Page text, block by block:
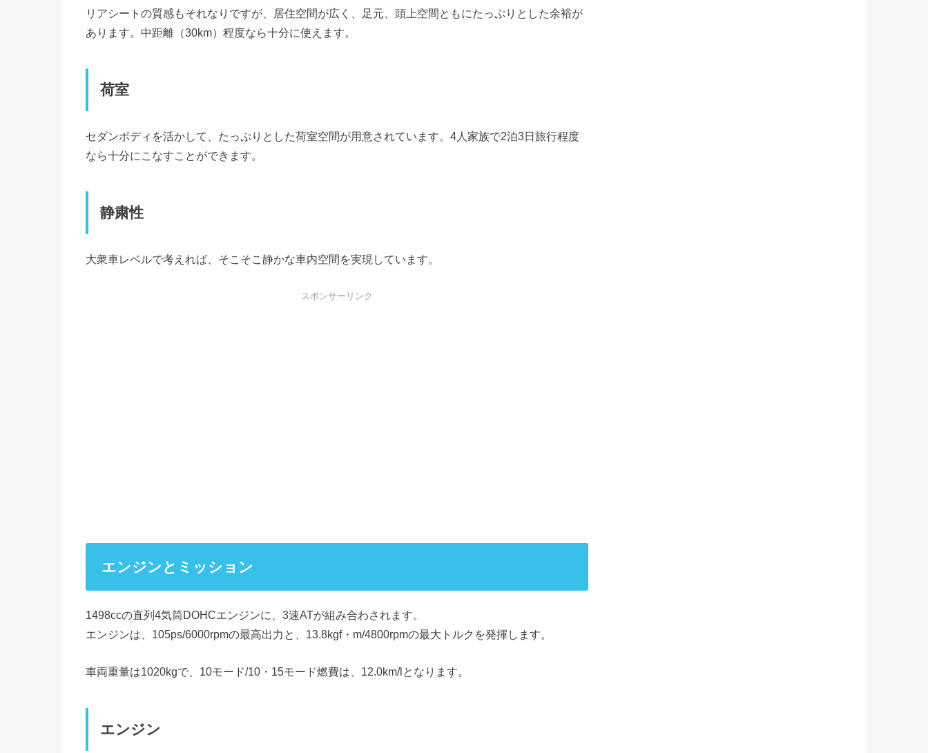
リアシートの質感もそれなりですが、居住空間が広く、足元、頭上空間ともにたっぷりとした余裕が
あります。中距離（30km）程度なら十分に使えます。
荷室
セダンボディを活かして、たっぷりとした荷室空間が用意されています。4人家族で2泊3日旅行程度
なら十分にこなすことができます。
静粛性
大衆車レベルで考えれば、そこそこ静かな車内空間を実現しています。
スポンサーリンク
エンジンとミッション
1498ccの直列4気筒DOHCエンジンに、3速ATが組み合わされます。
エンジンは、105ps/6000rpmの最高出力と、13.8kgf・m/4800rpmの最大トルクを発揮します。
車両重量は1020kgで、10モード/10・15モード燃費は、12.0km/lとなります。
エンジン